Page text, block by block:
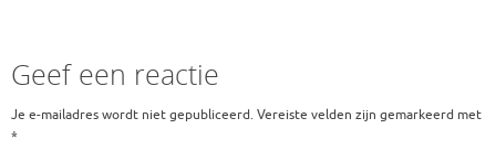
Geef een reactie
Je e-mailadres wordt niet gepubliceerd. Vereiste velden zijn gemarkeerd met
*